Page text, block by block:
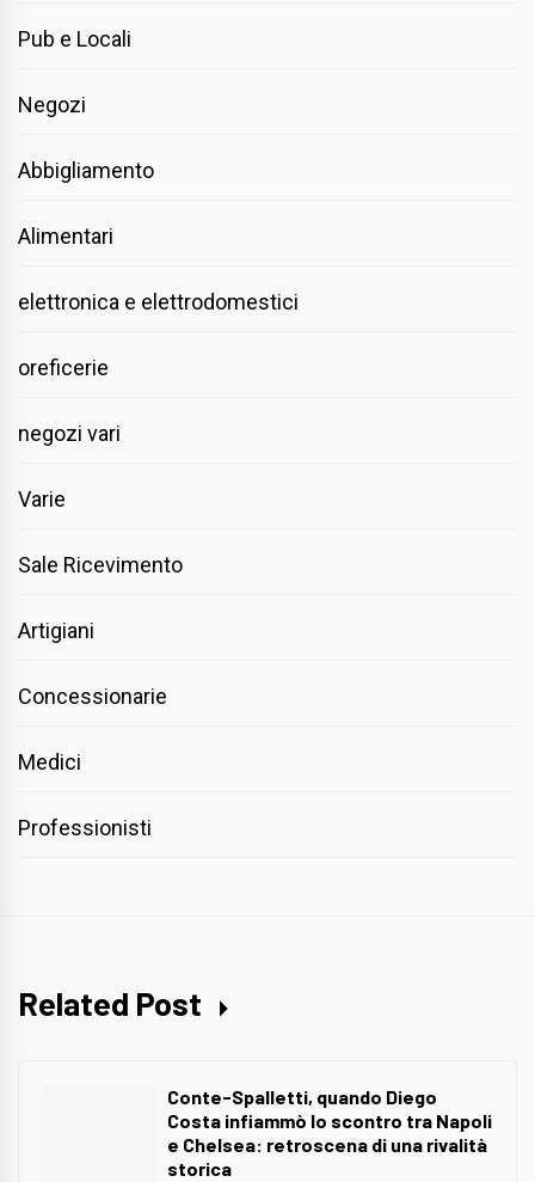
Pub e Locali
Negozi
Abbigliamento
Alimentari
elettronica e elettrodomestici
oreficerie
negozi vari
Varie
Sale Ricevimento
Artigiani
Concessionarie
Medici
Professionisti
Related Post
Conte-Spalletti, quando Diego
Costa infiammò lo scontro tra Napoli
e Chelsea: retroscena di una rivalità
storica